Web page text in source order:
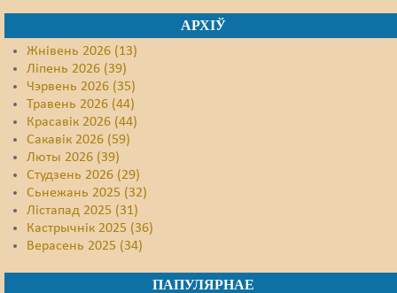
АРХІЎ
Жнівень 2026 (13)
Ліпень 2026 (39)
Чэрвень 2026 (35)
Травень 2026 (44)
Красавік 2026 (44)
Сакавік 2026 (59)
Люты 2026 (39)
Студзень 2026 (29)
Сьнежань 2025 (32)
Лістапад 2025 (31)
Кастрычнік 2025 (36)
Верасень 2025 (34)
ПАПУЛЯРНАЕ